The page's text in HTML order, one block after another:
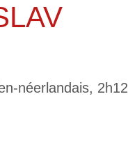
néerlandais,